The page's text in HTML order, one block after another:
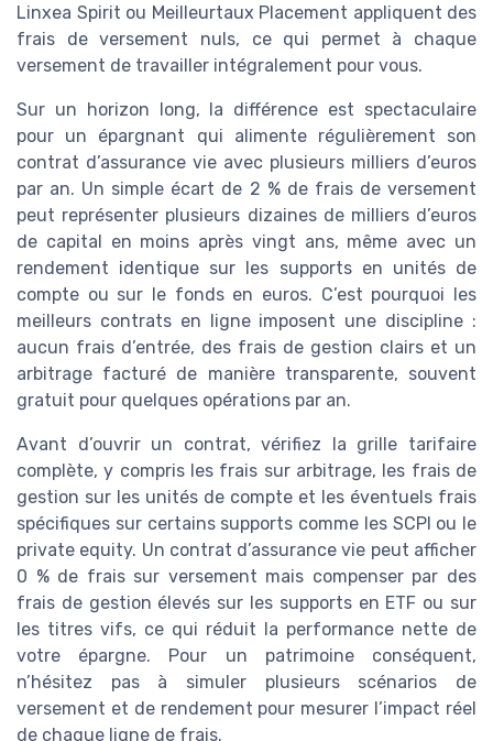
Linxea Spirit ou Meilleurtaux Placement appliquent des
frais de versement nuls, ce qui permet à chaque
versement de travailler intégralement pour vous.
Sur un horizon long, la différence est spectaculaire
pour un épargnant qui alimente régulièrement son
contrat d’assurance vie avec plusieurs milliers d’euros
par an. Un simple écart de 2 % de frais de versement
peut représenter plusieurs dizaines de milliers d’euros
de capital en moins après vingt ans, même avec un
rendement identique sur les supports en unités de
compte ou sur le fonds en euros. C’est pourquoi les
meilleurs contrats en ligne imposent une discipline :
aucun frais d’entrée, des frais de gestion clairs et un
arbitrage facturé de manière transparente, souvent
gratuit pour quelques opérations par an.
Avant d’ouvrir un contrat, vérifiez la grille tarifaire
complète, y compris les frais sur arbitrage, les frais de
gestion sur les unités de compte et les éventuels frais
spécifiques sur certains supports comme les SCPI ou le
private equity. Un contrat d’assurance vie peut afficher
0 % de frais sur versement mais compenser par des
frais de gestion élevés sur les supports en ETF ou sur
les titres vifs, ce qui réduit la performance nette de
votre épargne. Pour un patrimoine conséquent,
n’hésitez pas à simuler plusieurs scénarios de
versement et de rendement pour mesurer l’impact réel
de chaque ligne de frais.